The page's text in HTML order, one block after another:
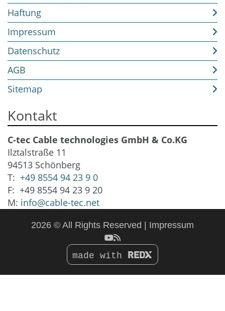
Haftung
Impressum
Datenschutz
AGB
Sitemap
Kontakt
C-tec Cable technologies GmbH & Co.KG
Ilztalstraße 11
94513 Schönberg
T: +49 8554 94 23 9 0
F: +49 8554 94 23 9 20
M: info@cable-tec.net
2026 © All Rights Reserved Impressum
made with